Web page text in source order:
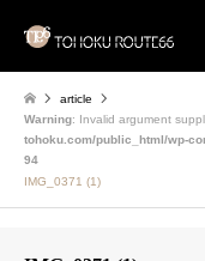
article
Warning: Invalid argument
tohoku.com/public_html/wp-
94
IMG_0371 (1)